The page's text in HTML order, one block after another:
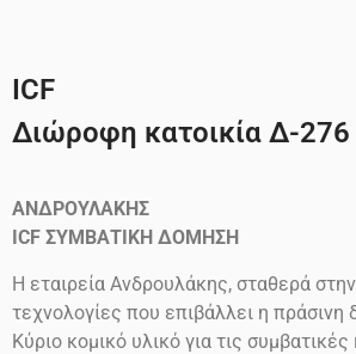
ICF
Διώροφη κατοικία Δ-276
ΑΝΔΡΟΥΛΑΚΗΣ
ICF ΣΥΜΒΑΤΙΚΗ ΔΟΜΗΣΗ
Η εταιρεία Ανδρουλάκης, σταθερά
τεχνολογίες που επιβάλλει η πράσινη
Κύριο κομικό υλικό για τις